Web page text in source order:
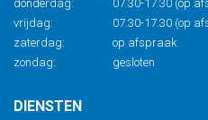
donderdag:
07.30-17.30 (op
vrijdag:
07.30-17.30 (op
zaterdag:
op afspraak
zondag:
gesloten
DIENSTEN